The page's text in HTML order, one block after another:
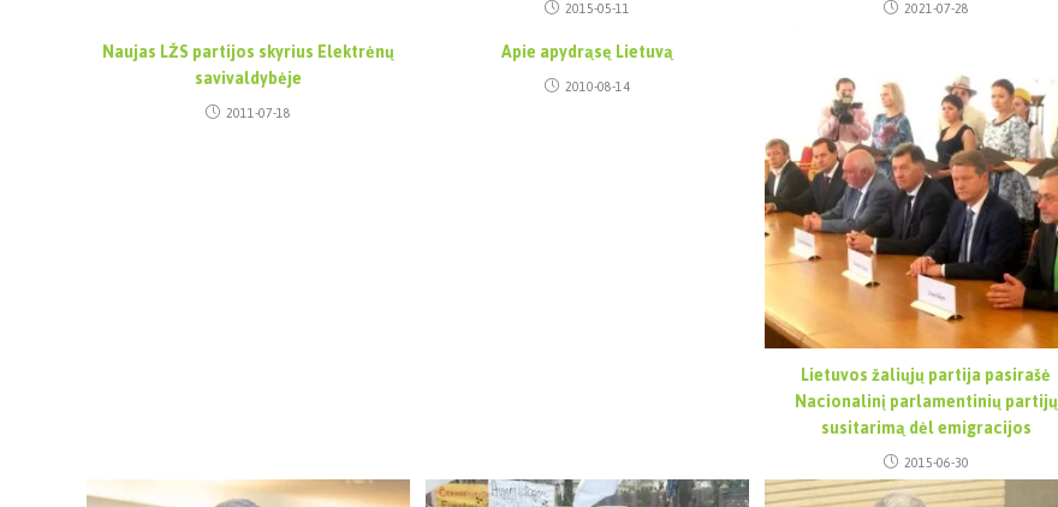
2015-05-11 2021-07-28
Naujas LŽS partijos skyrius Elektrėnų
savivaldybėje
2011-07-18
Apie apydrąsę Lietuvą
2010-08-14
Lietuvos žaliųjų partija pasirašė
Nacionalinį parlamentinių partijų
susitarimą dėl emigracijos
2015-06-30